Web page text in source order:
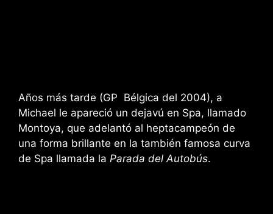
Años más tarde (GP Bélgica del 2004), a
Michael le apareció un dejavú en Spa, llamado
Montoya, que adelantó al heptacampeón de
una forma brillante en la también famosa curva
de Spa llamada la Parada del Autobús.